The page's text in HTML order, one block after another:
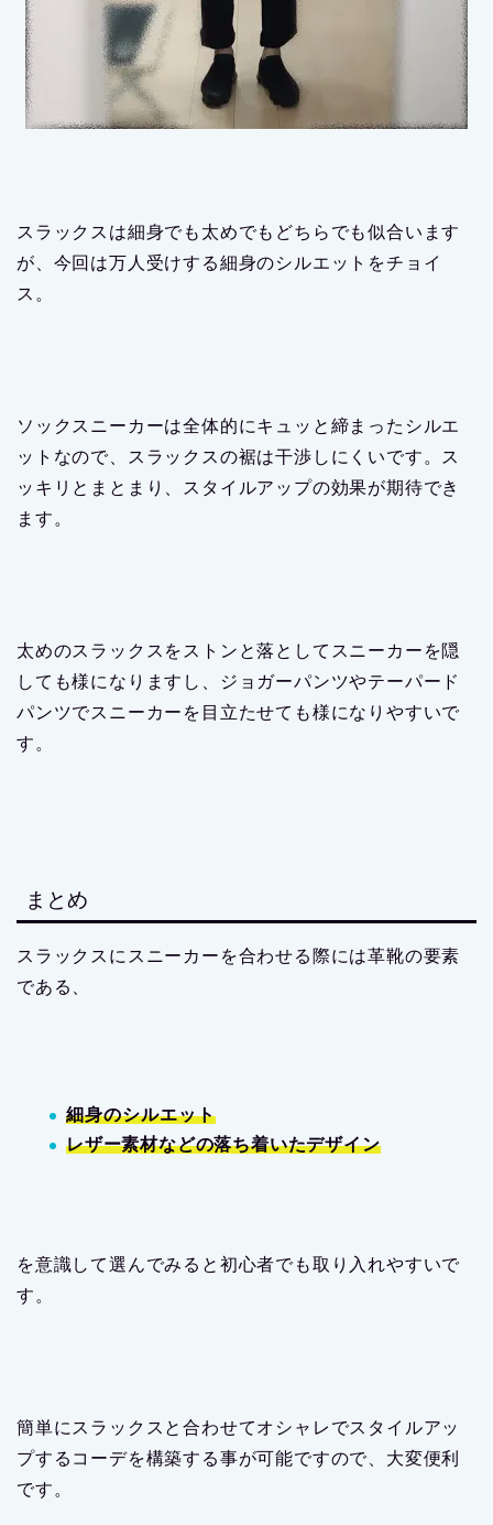
スラックスは細身でも太めでもどちらでも似合います
が、今回は万人受けする細身のシルエットをチョイ
ス。
ソックスニーカーは全体的にキュッと締まったシルエ
ットなので、スラックスの裾は干渉しにくいです。ス
ッキリとまとまり、スタイルアップの効果が期待でき
ます。
太めのスラックスをストンと落としてスニーカーを隠
しても様になりますし、ジョガーパンツやテーパード
パンツでスニーカーを目立たせても様になりやすいで
す。
まとめ
スラックスにスニーカーを合わせる際には革靴の要素
である、
細身のシルエット
レザー素材などの落ち着いたデザイン
を意識して選んでみると初心者でも取り入れやすいで
す。
簡単にスラックスと合わせてオシャレでスタイルアッ
プするコーデを構築する事が可能ですので、大変便利
です。